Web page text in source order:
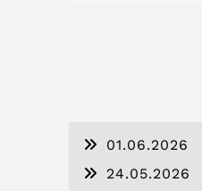
01.06.2026
24.05.2026